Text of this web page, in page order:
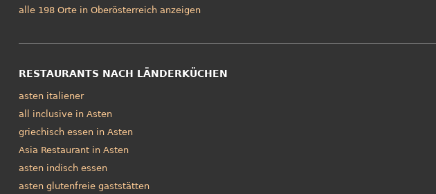
alle 198 Orte in Oberösterreich anzeigen
RESTAURANTS NACH LÄNDERKÜCHEN
asten italiener
all inclusive in Asten
griechisch essen in Asten
Asia Restaurant in Asten
asten indisch essen
asten glutenfreie gaststätten